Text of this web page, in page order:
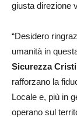
giusta direzione
“Desidero
umanità in
Sicurezza
rafforzano la
Locale e, più in
operano sul